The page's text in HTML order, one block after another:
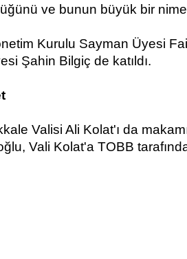
ve bunun büyük bir
Kurulu Sayman Üyesi
Şahin Bilgiç de katıldı.
Valisi Ali Kolat'ı da
Vali Kolat'a TOBB